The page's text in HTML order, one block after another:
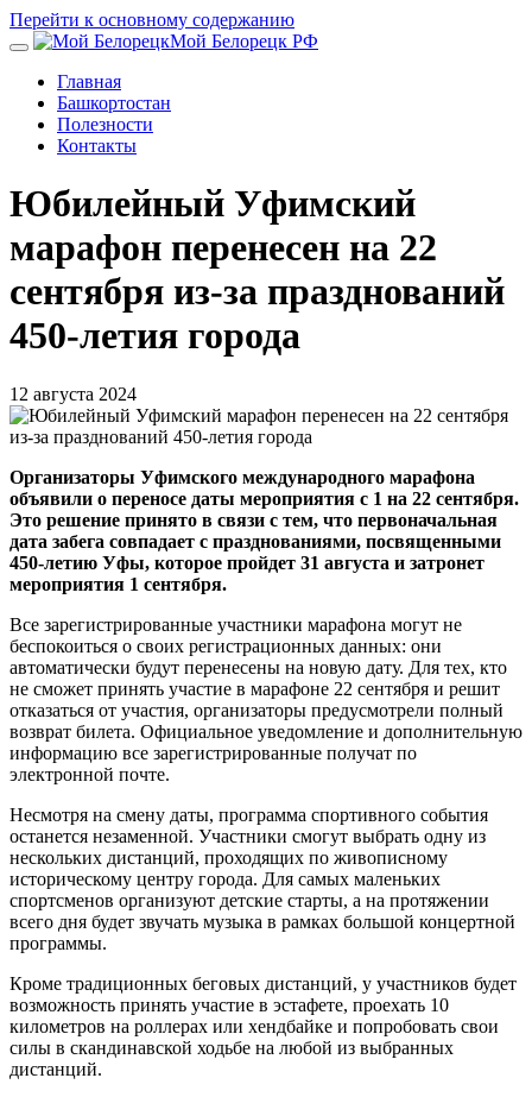
Перейти к основному содержанию
Мой Белорецк РФ
Главная
Башкортостан
Полезности
Контакты
Юбилейный Уфимский
марафон перенесен на 22
сентября из-за празднований
450-летия города
12 августа 2024
Организаторы Уфимского международного марафона
объявили о переносе даты мероприятия с 1 на 22 сентября.
Это решение принято в связи с тем, что первоначальная
дата забега совпадает с празднованиями, посвященными
450-летию Уфы, которое пройдет 31 августа и затронет
мероприятия 1 сентября.
Все зарегистрированные участники марафона могут не
беспокоиться о своих регистрационных данных: они
автоматически будут перенесены на новую дату. Для тех, кто
не сможет принять участие в марафоне 22 сентября и решит
отказаться от участия, организаторы предусмотрели полный
возврат билета. Официальное уведомление и дополнительную
информацию все зарегистрированные получат по
электронной почте.
Несмотря на смену даты, программа спортивного события
останется незаменной. Участники смогут выбрать одну из
нескольких дистанций, проходящих по живописному
историческому центру города. Для самых маленьких
спортсменов организуют детские старты, а на протяжении
всего дня будет звучать музыка в рамках большой концертной
программы.
Кроме традиционных беговых дистанций, у участников будет
возможность принять участие в эстафете, проехать 10
километров на роллерах или хендбайке и попробовать свои
силы в скандинавской ходьбе на любой из выбранных
дистанций.